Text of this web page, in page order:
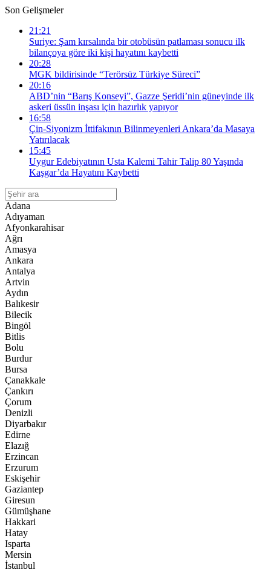
Son Gelişmeler
21:21
Suriye: Şam kırsalında bir otobüsün patlaması sonucu ilk
bilançoya göre iki kişi hayatını kaybetti
20:28
MGK bildirisinde “Terörsüz Türkiye Süreci”
20:16
ABD’nin “Barış Konseyi”, Gazze Şeridi’nin güneyinde ilk
askeri üssün inşası için hazırlık yapıyor
16:58
Çin-Siyonizm İttifakının Bilinmeyenleri Ankara’da Masaya
Yatırılacak
15:45
Uygur Edebiyatının Usta Kalemi Tahir Talip 80 Yaşında
Kaşgar’da Hayatını Kaybetti
Adana
Adıyaman
Afyonkarahisar
Ağrı
Amasya
Ankara
Antalya
Artvin
Aydın
Balıkesir
Bilecik
Bingöl
Bitlis
Bolu
Burdur
Bursa
Çanakkale
Çankırı
Çorum
Denizli
Diyarbakır
Edirne
Elazığ
Erzincan
Erzurum
Eskişehir
Gaziantep
Giresun
Gümüşhane
Hakkari
Hatay
Isparta
Mersin
İstanbul